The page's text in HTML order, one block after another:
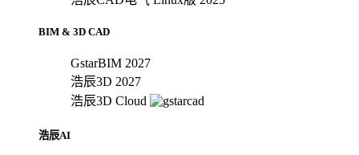
BIM & 3D CAD
GstarBIM 2027
浩辰3D 2027
浩辰3D Cloud
浩辰AI